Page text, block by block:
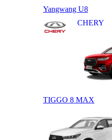
Yangwang U8
CHERY
TIGGO 8 MAX